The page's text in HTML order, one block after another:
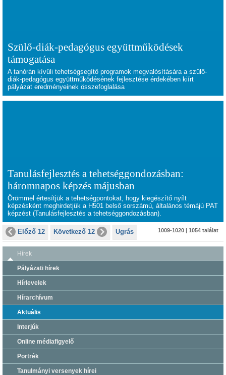
Szülő-diák-pedagógus együttműködések
támogatása
A tanórán kívüli tehetségsegítő programok megvalósítására a szülő-
diák-pedagógus együttműködésének fejlesztése érdekében kiírt
pályázat eredményeinek összefoglalása
Tanulásfejlesztés a tehetséggondozásban:
háromnapos képzés májusban
Örömmel értesítjük a tehetségpontokat, hogy kiegészítő nyílt
képzésként meghirdetjük a H501 belső sorszámú, általános témájú PAT
képzést (Tanulásfejlesztés a tehetséggondozásban).
Előző 12 Következő 12 Ugrás 1009-1020 | 1054 találat
Hírek
Pályázati hírek
Hírlevelek
Hírarchívum
Aktuális
Interjúk
Online médiafigyelő
Portrék
Tanulmányi versenyek hírei